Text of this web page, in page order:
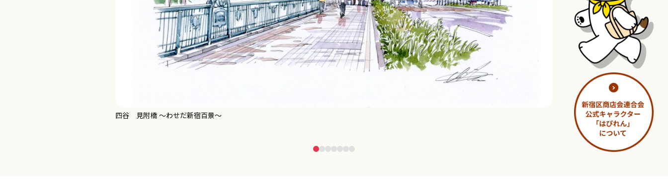
淀橋市場 ～わせだ新宿百景～